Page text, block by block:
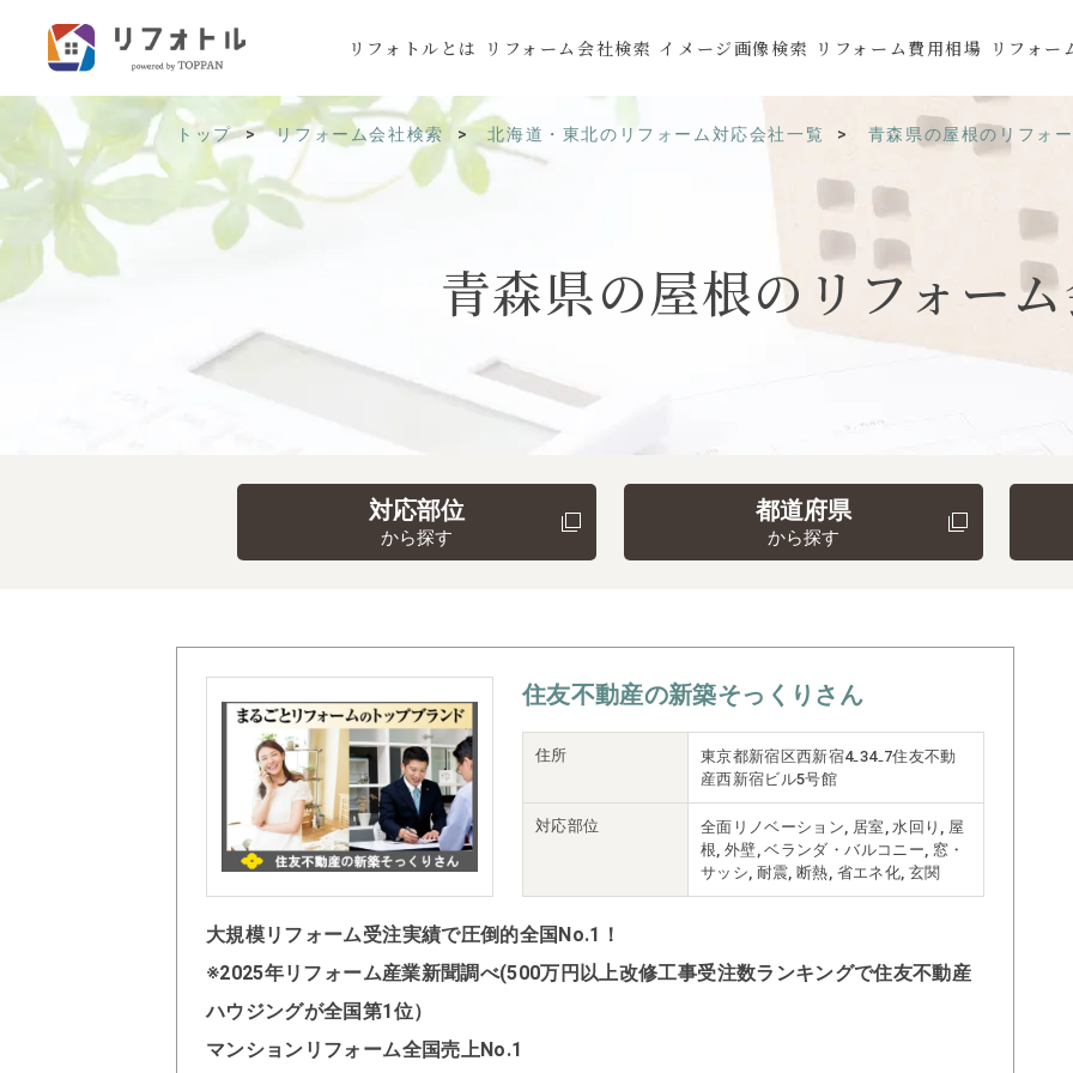
リフォトルとは リフォーム会社検索 イメージ画像検索 リフォーム費用相場 リフォー
トップ リフォーム会社検索 北海道・東北のリフォーム対応会社一覧 青森県の屋根のリフォ
青森県の屋根の リフォー
対応部位
から探す
都道府県
から探す
住友不動産の新築そっくりさん
住所
東京都新宿区西新宿4₋34₋7住友不動
産西新宿ビル5号館
対応部位
全面リノベーション, 居室, 水回り, 屋
根, 外壁, ベランダ・バルコニー, 窓・
サッシ, 耐震, 断熱, 省エネ化, 玄関
大規模リフォーム受注実績で圧倒的全国No.1！
※2025年リフォーム産業新聞調べ(500万円以上改修工事受注数ランキングで住友不動産
ハウジングが全国第1位）
マンションリフォーム全国売上No.1